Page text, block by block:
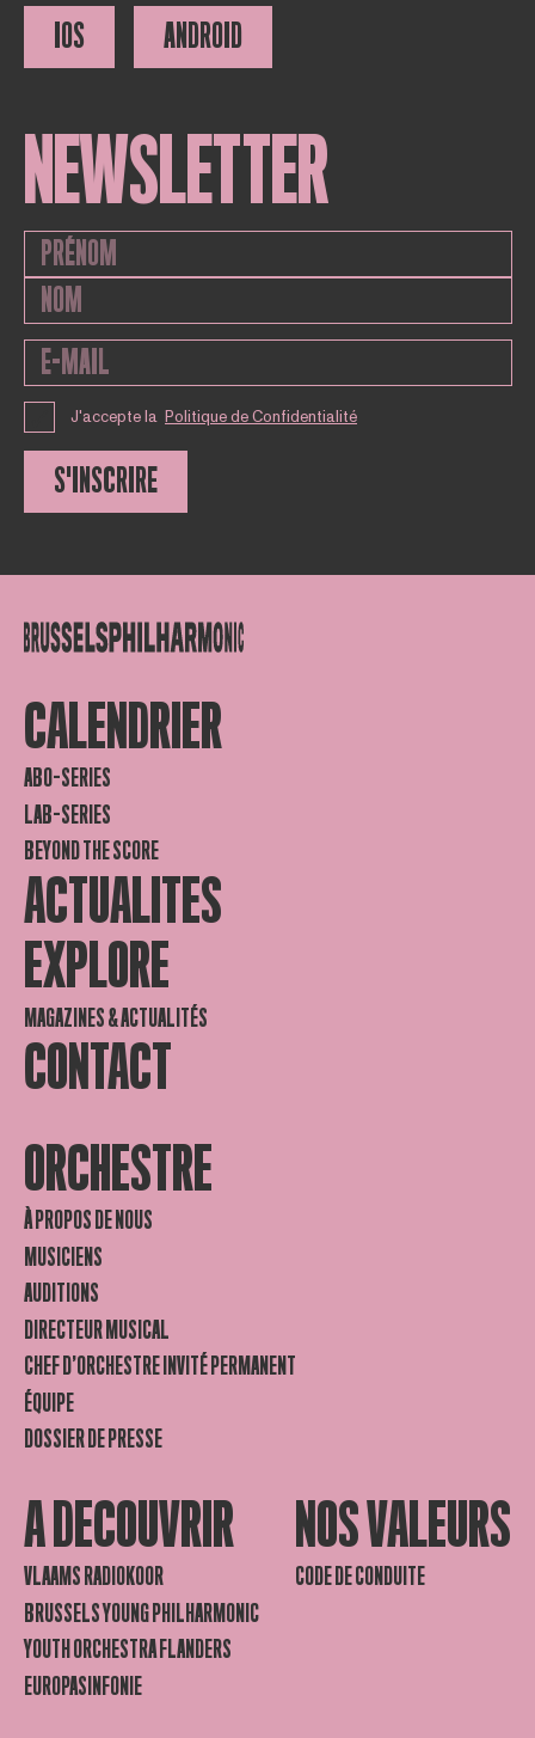
IOS ANDROID
NEWSLETTER
J'accepte la Politique de Confidentialité
S'INSCRIRE
CALENDRIER
ABO-SERIES
LAB-SERIES
BEYOND THE SCORE
ACTUALITES
EXPLORE
MAGAZINES & ACTUALITÉS
CONTACT
ORCHESTRE
À PROPOS DE NOUS
MUSICIENS
AUDITIONS
DIRECTEUR MUSICAL
CHEF D’ORCHESTRE INVITÉ PERMANENT
ÉQUIPE
DOSSIER DE PRESSE
A DECOUVRIR
VLAAMS RADIOKOOR
BRUSSELS YOUNG PHILHARMONIC
YOUTH ORCHESTRA FLANDERS
EUROPASINFONIE
NOS VALEURS
CODE DE CONDUITE